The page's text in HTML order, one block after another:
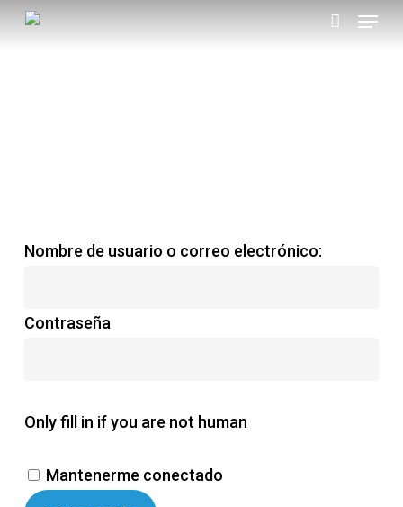
Skip
Menu
Nombre de usuario o correo electrónico:
Contraseña
Only fill in if you are not human
Mantenerme conectado